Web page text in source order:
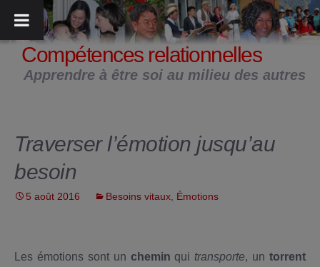
contenu
Compétences relationnelles
Apprendre à être soi au milieu des autres
Traverser l’émotion jusqu’au
besoin
5 août 2016 Besoins vitaux Émotions
Les émotions sont un cheminqui transporte, un torrent